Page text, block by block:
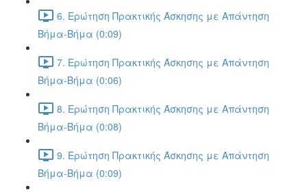
6. Ερώτηση Πρακτικής Άσκησης με Απάντηση
Βήμα-Βήμα (0:09)
7. Ερώτηση Πρακτικής Άσκησης με Απάντηση
Βήμα-Βήμα (0:06)
8. Ερώτηση Πρακτικής Άσκησης με Απάντηση
Βήμα-Βήμα (0:08)
9. Ερώτηση Πρακτικής Άσκησης με Απάντηση
Βήμα-Βήμα (0:09)